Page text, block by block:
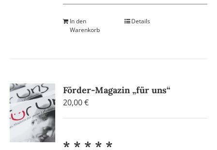
In den
Warenkorb
Details
Förder-Magazin „für uns“
20,00€
* * * * *